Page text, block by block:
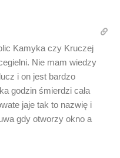
Kamyka czy Kruczej
Nie mam wiedzy
i on jest bardzo
godzin śmierdzi cała
jaje tak to nazwię i
gdy otworzy okno a